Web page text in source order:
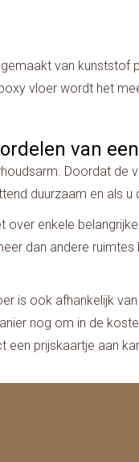
van kunststof
vloer wordt het
van
Doordat de
duurzaam en als
over enkele
dan andere
is ook afhankelijk
nog om in de
een prijskaartje aan